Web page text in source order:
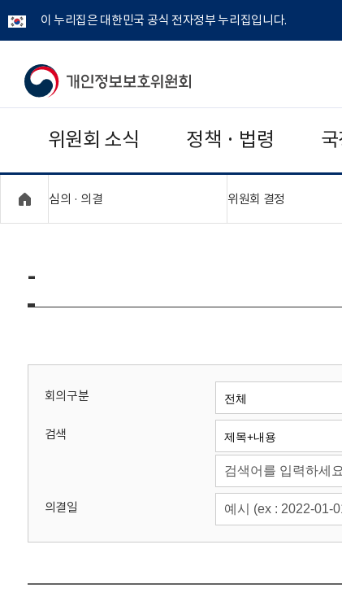
이 누리집은 대한민국 공식 전자정부 누리집입니다.
개
보
보
위
회
위원회 소식 정책 · 법령
심의 · 의결 위원회 결정
-
회의구분
검색
의결일